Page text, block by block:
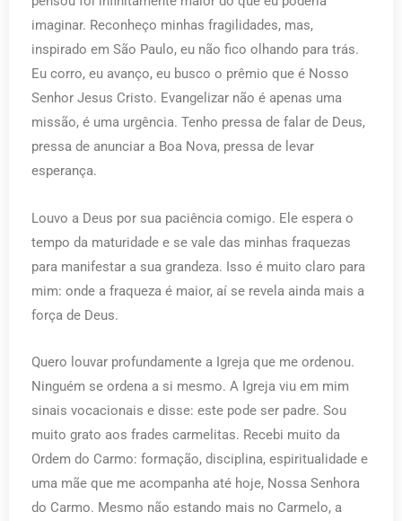
imaginar. Reconheço minhas fragilidades, mas,
inspirado em São Paulo, eu não fico olhando para trás.
Eu corro, eu avanço, eu busco o prêmio que é Nosso
Senhor Jesus Cristo. Evangelizar não é apenas uma
missão, é uma urgência. Tenho pressa de falar de Deus,
pressa de anunciar a Boa Nova, pressa de levar
esperança.
Louvo a Deus por sua paciência comigo. Ele espera o
tempo da maturidade e se vale das minhas fraquezas
para manifestar a sua grandeza. Isso é muito claro para
mim: onde a fraqueza é maior, aí se revela ainda mais a
força de Deus.
Quero louvar profundamente a Igreja que me ordenou.
Ninguém se ordena a si mesmo. A Igreja viu em mim
sinais vocacionais e disse: este pode ser padre. Sou
muito grato aos frades carmelitas. Recebi muito da
Ordem do Carmo: formação, disciplina, espiritualidade e
uma mãe que me acompanha até hoje, Nossa Senhora
do Carmo. Mesmo não estando mais no Carmelo, a